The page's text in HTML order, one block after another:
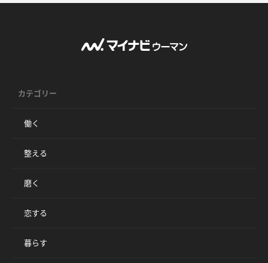
カテゴリー
働く
整える
磨く
恋する
暮らす